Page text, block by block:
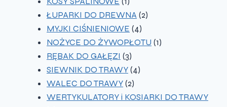
produkt
ŁUPARKI DO DREWNA 22
MYJKI CIŚNIENIOWE 44
produkty
NOŻYCE DO ŻYWOPŁOTU 11
RĘBAK DO GAŁĘZI 33
produkty
SIEWNIK DO TRAWY 44
WALEC DO TRAWY 22
produkty
WERTYKULATORY i KOSIARKI DO TRAWY